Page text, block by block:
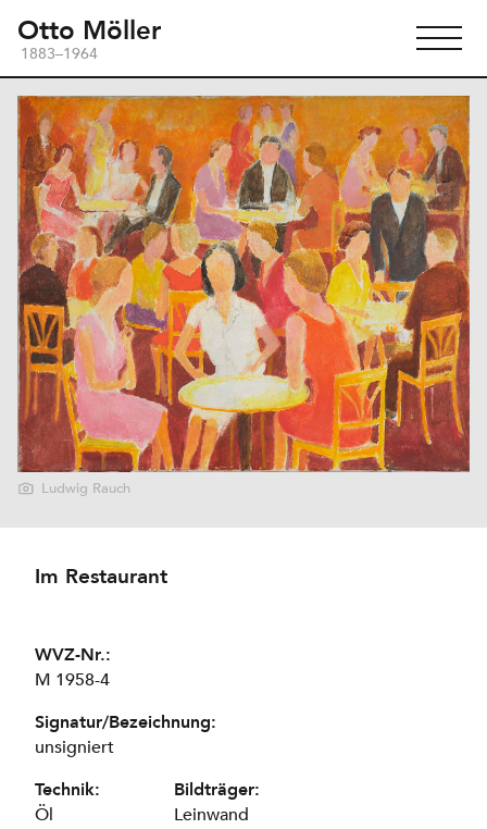
Otto Möller
1883–1964
Ludwig Rauch
Im Restaurant
WVZ-Nr.:
M 1958-4
Signatur/Bezeichnung:
unsigniert
Technik:
Öl
Bildträger:
Leinwand